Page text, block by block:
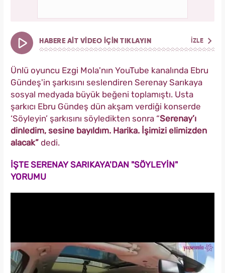
HABERE AİT VİDEO İÇİN TIKLAYIN İZLE
Ünlü oyuncu Ezgi Mola'nın YouTube kanalında Ebru
Gündeş'in şarkısını seslendiren Serenay Sarıkaya
sosyal medyada büyük beğeni toplamıştı. Usta
şarkıcı Ebru Gündeş dün akşam verdiği konserde
‘Söyleyin’ şarkısını söyledikten sonra “Serenay’ı
dinledim, sesine bayıldım. Harika. İşimizi elimizden
alacak” dedi.
İŞTE SERENAY SARIKAYA'DAN "SÖYLEYİN"
YORUMU